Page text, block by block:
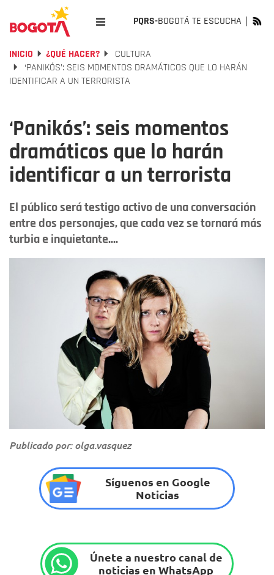
PQRS-BOGOTÁ TE ESCUCHA
INICIO ¿QUÉ HACER?
CULTURA
‘PANIKÓS’: SEIS MOMENTOS DRAMÁTICOS QUE LO HARÁN
IDENTIFICAR A UN TERRORISTA
‘Panikós’: seis momentos
dramáticos que lo harán
identificar a un terrorista
El público será testigo activo de una conversación
entre dos personajes, que cada vez se tornará más
turbia e inquietante....
Publicado por: olga.vasquez
Síguenos en Google
Noticias
Únete a nuestro canal de
noticias en WhatsApp